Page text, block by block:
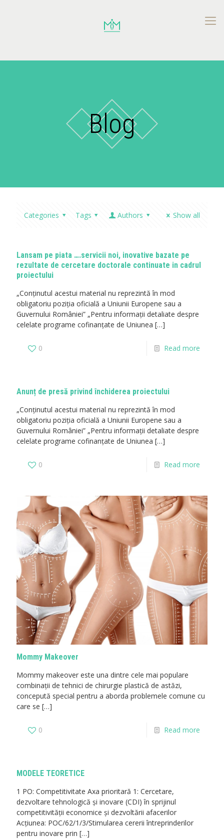
Blog
Categories Tags Authors Show all
Lansam pe piata ….servicii noi, inovative bazate pe
rezultate de cercetare doctorale continuate in cadrul
proiectului
„Conţinutul acestui material nu reprezintă în mod
obligatoriu poziţia oficială a Uniunii Europene sau a
Guvernului României” „Pentru informații detaliate despre
celelate programe cofinanțate de Uniunea […]
0 Read more
Anunț de presă privind închiderea proiectului
„Conţinutul acestui material nu reprezintă în mod
obligatoriu poziţia oficială a Uniunii Europene sau a
Guvernului României” „Pentru informații detaliate despre
celelate programe cofinanțate de Uniunea […]
0 Read more
Mommy Makeover
Mommy makeover este una dintre cele mai populare
combinații de tehnici de chirurgie plastică de astăzi,
concepută special pentru a aborda problemele comune cu
care se […]
0 Read more
MODELE TEORETICE
1 PO: Competitivitate Axa prioritară 1: Cercetare,
dezvoltare tehnologică și inovare (CDI) în sprijinul
competitivităţii economice și dezvoltării afacerilor
Acțiunea: POC/62/1/3/Stimularea cererii întreprinderilor
pentru inovare prin […]